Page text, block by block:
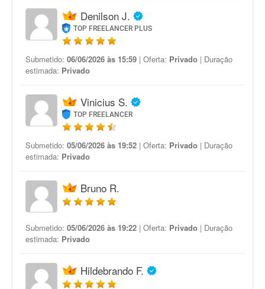
Denilson J.
TOP FREELANCER PLUS
Submetido: 06/06/2026 às 15:59 | Oferta: Privado | Duração
estimada: Privado
Vinicius S.
TOP FREELANCER
Submetido: 05/06/2026 às 19:52 | Oferta: Privado | Duração
estimada: Privado
Bruno R.
Submetido: 05/06/2026 às 19:22 | Oferta: Privado | Duração
estimada: Privado
Hildebrando F.